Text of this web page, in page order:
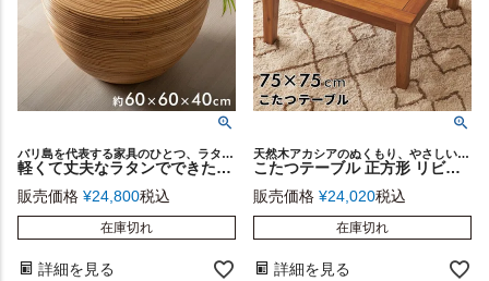
バリ島を代表する家具のひとつ、ラタンの芯を円形に巻き上げてつくるローテーブル
軽くて丈夫なラタンでできたコーヒーテーブルにおすすめのローテーブル[14347]
販売価格 ¥24,800税込
在庫切れ
詳細を見る
天然木アカシアのぬくもり、やさしい風合いを感じられる、直線的でシンプルなデザインの正方形こたつテーブル
こたつテーブル 正方形 リビングテーブル こたつ 天然木 家具調 コタツ テーブル 小さめ 省スペース コンパクト W75×D75×H38cm こたつ 正方形 75×75 ミニ こたつ 小さい おしゃれ コタツテーブル オールシーズン 炬燵 電気こたつ 西海岸インテリア サーフスタイル カリフォルニアスタイル [91629]
販売価格 ¥24,020税込
在庫切れ
詳細を見る